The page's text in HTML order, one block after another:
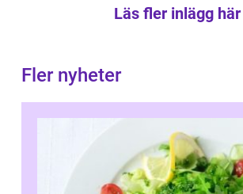
Läs fler inlägg här
Fler nyheter